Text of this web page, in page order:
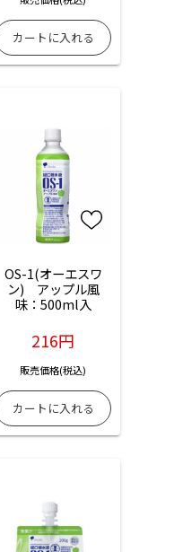
OS-1(オーエスワ
ン)　アップル風
味：500ml入
216円
販売価格(税込)